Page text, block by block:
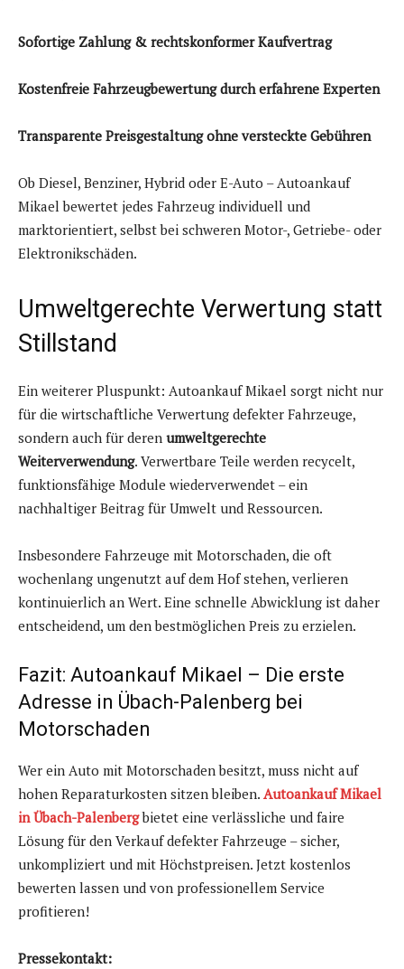
Sofortige Zahlung & rechtskonformer Kaufvertrag
Kostenfreie Fahrzeugbewertung durch erfahrene Experten
Transparente Preisgestaltung ohne versteckte Gebühren
Ob Diesel, Benziner, Hybrid oder E-Auto – Autoankauf
Mikael bewertet jedes Fahrzeug individuell und
marktorientiert, selbst bei schweren Motor-, Getriebe- oder
Elektronikschäden.
Umweltgerechte Verwertung statt
Stillstand
Ein weiterer Pluspunkt: Autoankauf Mikael sorgt nicht nur
für die wirtschaftliche Verwertung defekter Fahrzeuge,
sondern auch für deren umweltgerechte
Weiterverwendung. Verwertbare Teile werden recycelt,
funktionsfähige Module wiederverwendet – ein
nachhaltiger Beitrag für Umwelt und Ressourcen.
Insbesondere Fahrzeuge mit Motorschaden, die oft
wochenlang ungenutzt auf dem Hof stehen, verlieren
kontinuierlich an Wert. Eine schnelle Abwicklung ist daher
entscheidend, um den bestmöglichen Preis zu erzielen.
Fazit: Autoankauf Mikael – Die erste
Adresse in Übach-Palenberg bei
Motorschaden
Wer ein Auto mit Motorschaden besitzt, muss nicht auf
hohen Reparaturkosten sitzen bleiben. Autoankauf Mikael
in Übach-Palenbergbietet eine verlässliche und faire
Lösung für den Verkauf defekter Fahrzeuge – sicher,
unkompliziert und mit Höchstpreisen. Jetzt kostenlos
bewerten lassen und von professionellem Service
profitieren!
Pressekontakt: